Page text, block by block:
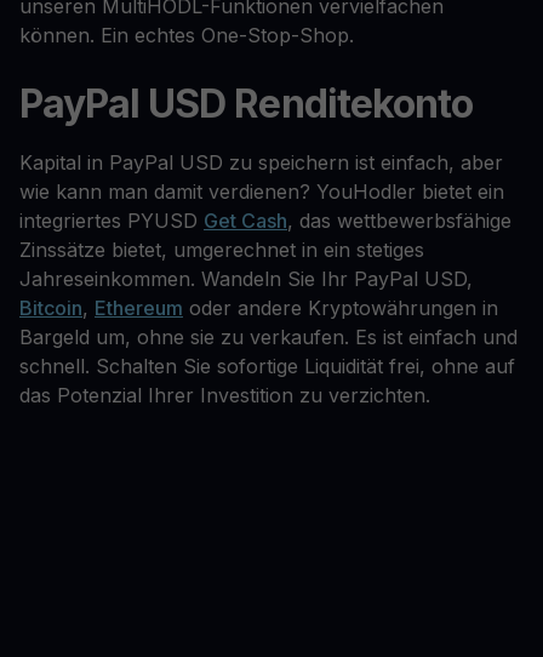
unseren MultiHODL-Funktionen vervielfachen
können. Ein echtes One-Stop-Shop.
PayPal USD Renditekonto
Kapital in PayPal USD zu speichern ist einfach, aber
wie kann man damit verdienen? YouHodler bietet ein
integriertes PYUSD Get Cash, das wettbewerbsfähige
Zinssätze bietet, umgerechnet in ein stetiges
Jahreseinkommen. Wandeln Sie Ihr PayPal USD,
Bitcoin, Ethereum oder andere Kryptowährungen in
Bargeld um, ohne sie zu verkaufen. Es ist einfach und
schnell. Schalten Sie sofortige Liquidität frei, ohne auf
das Potenzial Ihrer Investition zu verzichten.